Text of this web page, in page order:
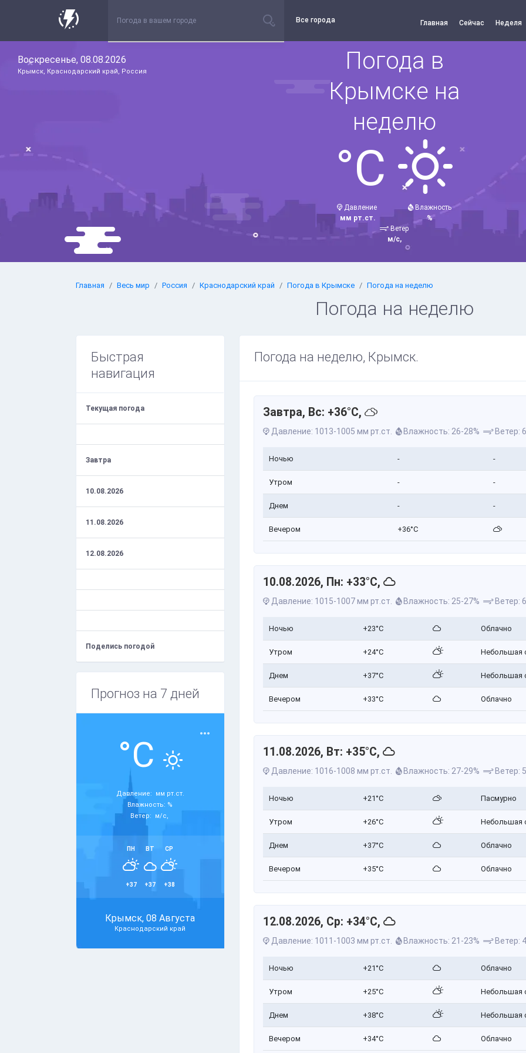
Все города Главная Сейчас Неделя
Воскресенье, 08.08.2026
Крымск, Краснодарский край, Россия
Погода в
Крымске на
неделю
°C
Давление
мм рт.ст.
Влажность
%
Ветер
м/с,
Главная Весь мир Россия Краснодарский край Погода в Крымске Погода на неделю
Погода на неделю
Быстрая
навигация
Текущая погода
Завтра
10.08.2026
11.08.2026
12.08.2026
Поделись погодой
Прогноз на 7 дней
°C
Давление: мм рт.ст.
Влажность: %
Ветер: м/с,
ПН
+37
ВТ
+37
СР
+38
Крымск, 08 Августа
Краснодарский край
Погода на неделю, Крымск.
Завтра, Вс: +36°C,
Давление: 1013-1005 мм рт.ст. Влажность: 26-28% Ветер:
Ночью - -
Утром - -
Днем - -
Вечером +36°C
10.08.2026, Пн: +33°C,
Давление: 1015-1007 мм рт.ст. Влажность: 25-27% Ветер:
Ночью +23°C Облачно
Утром +24°C Небольшая
Днем +37°C Небольшая
Вечером +33°C Облачно
11.08.2026, Вт: +35°C,
Давление: 1016-1008 мм рт.ст. Влажность: 27-29% Ветер:
Ночью +21°C Пасмурно
Утром +26°C Небольшая
Днем +37°C Облачно
Вечером +35°C Облачно
12.08.2026, Ср: +34°C,
Давление: 1011-1003 мм рт.ст. Влажность: 21-23% Ветер:
Ночью +21°C Облачно
Утром +25°C Небольшая
Днем +38°C Небольшая
Вечером +34°C Облачно